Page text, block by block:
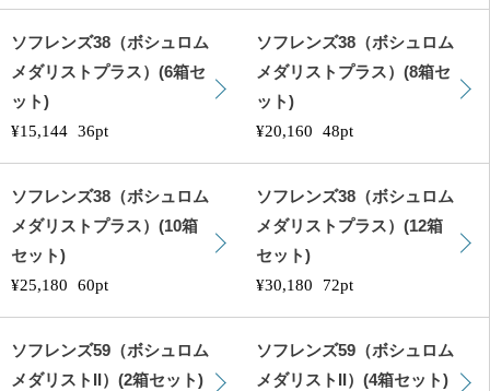
ソフレンズ38（ボシュロム
メダリストプラス）(6箱セ
ット)
¥15,144 36pt
ソフレンズ38（ボシュロム
メダリストプラス）(8箱セ
ット)
¥20,160 48pt
ソフレンズ38（ボシュロム
メダリストプラス）(10箱
セット)
¥25,180 60pt
ソフレンズ38（ボシュロム
メダリストプラス）(12箱
セット)
¥30,180
72pt
ソフレンズ59（ボシュロム
メダリストII）(2箱セット)
ソフレンズ59（ボシュロム
メダリストII）(4箱セット)